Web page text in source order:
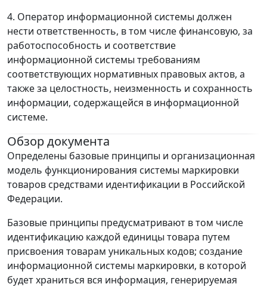
4. Оператор информационной системы должен
нести ответственность, в том числе финансовую, за
работоспособность и соответствие
информационной системы требованиям
соответствующих нормативных правовых актов, а
также за целостность, неизменность и сохранность
информации, содержащейся в информационной
системе.
Обзор документа
Определены базовые принципы и организационная
модель функционирования системы маркировки
товаров средствами идентификации в Российской
Федерации.
Базовые принципы предусматривают в том числе
идентификацию каждой единицы товара путем
присвоения товарам уникальных кодов; создание
информационной системы маркировки, в которой
будет храниться вся информация, генерируемая